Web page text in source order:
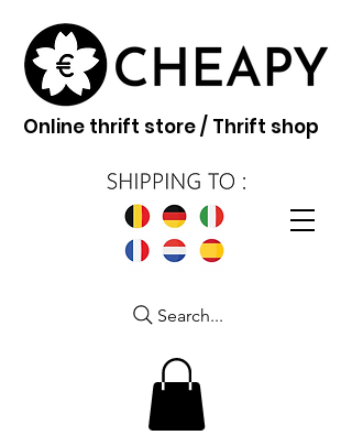
Online thrift store / Thrift shop
Search...